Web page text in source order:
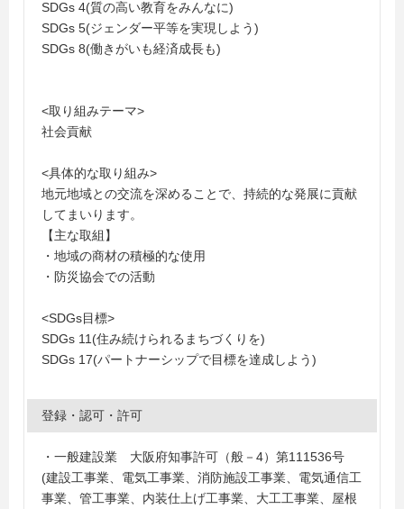
SDGs 4(質の高い教育をみんなに)
SDGs 5(ジェンダー平等を実現しよう)
SDGs 8(働きがいも経済成長も)
<取り組みテーマ>
社会貢献
<具体的な取り組み>
地元地域との交流を深めることで、持続的な発展に貢献
してまいります。
【主な取組】
・地域の商材の積極的な使用
・防災協会での活動
<SDGs目標>
SDGs 11(住み続けられるまちづくりを)
SDGs 17(パートナーシップで目標を達成しよう)
登録・認可・許可
・一般建設業 大阪府知事許可（般－4）第111536号
(建設工事業、電気工事業、消防施設工事業、電気通信工
事業、管工事業、内装仕上げ工事業、大工工事業、屋根